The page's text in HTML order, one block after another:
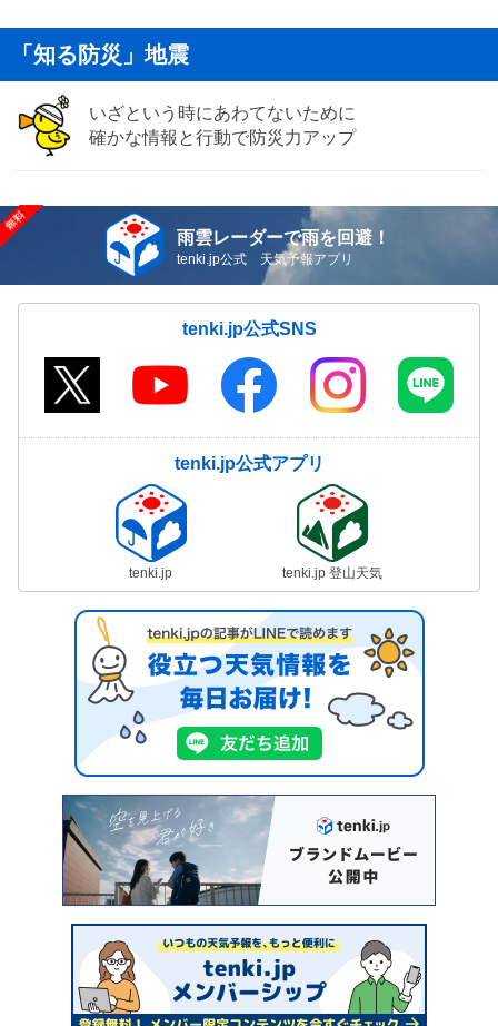
「知る防災」地震
いざという時にあわてないために
確かな情報と行動で防災力アップ
雨雲レーダーで雨を回避！
tenki.jp公式 天気予報アプリ
tenki.jp公式SNS
tenki.jp公式アプリ
tenki.jp tenki.jp 登山天気